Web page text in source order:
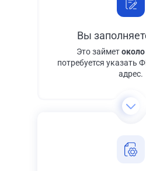
Вы
Это займет
потребуется указать
адрес.